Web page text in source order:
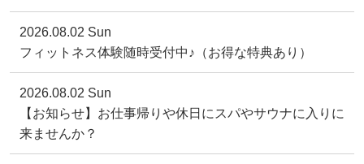
2026.08.02 Sun
フィットネス体験随時受付中♪（お得な特典あり）
2026.08.02 Sun
【お知らせ】お仕事帰りや休日にスパやサウナに入りに
来ませんか？